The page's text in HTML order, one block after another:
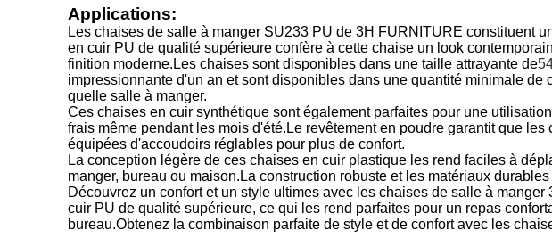
Applications:
Les chaises de salle à manger SU233 PU de 3H FURNITURE constituent
en cuir PU de qualité supérieure confère à cette chaise un look
finition moderne.Les chaises sont disponibles dans une taille attrayante de
impressionnante d'un an et sont disponibles dans une quantité minimale
quelle salle à manger.
Ces chaises en cuir synthétique sont également parfaites pour une
frais même pendant les mois d'été.Le revêtement en poudre garantit que
équipées d'accoudoirs réglables pour plus de confort.
La conception légère de ces chaises en cuir plastique les rend faciles à
manger, bureau ou maison.La construction robuste et les matériaux
Découvrez un confort et un style ultimes avec les chaises de salle à
cuir PU de qualité supérieure, ce qui les rend parfaites pour un repas
bureau.Obtenez la combinaison parfaite de style et de confort avec les